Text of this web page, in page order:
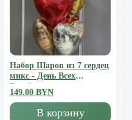
Набор Шаров из 7 сердец
микс - День Всех
Влюбленных
149.00 BYN
В корзину